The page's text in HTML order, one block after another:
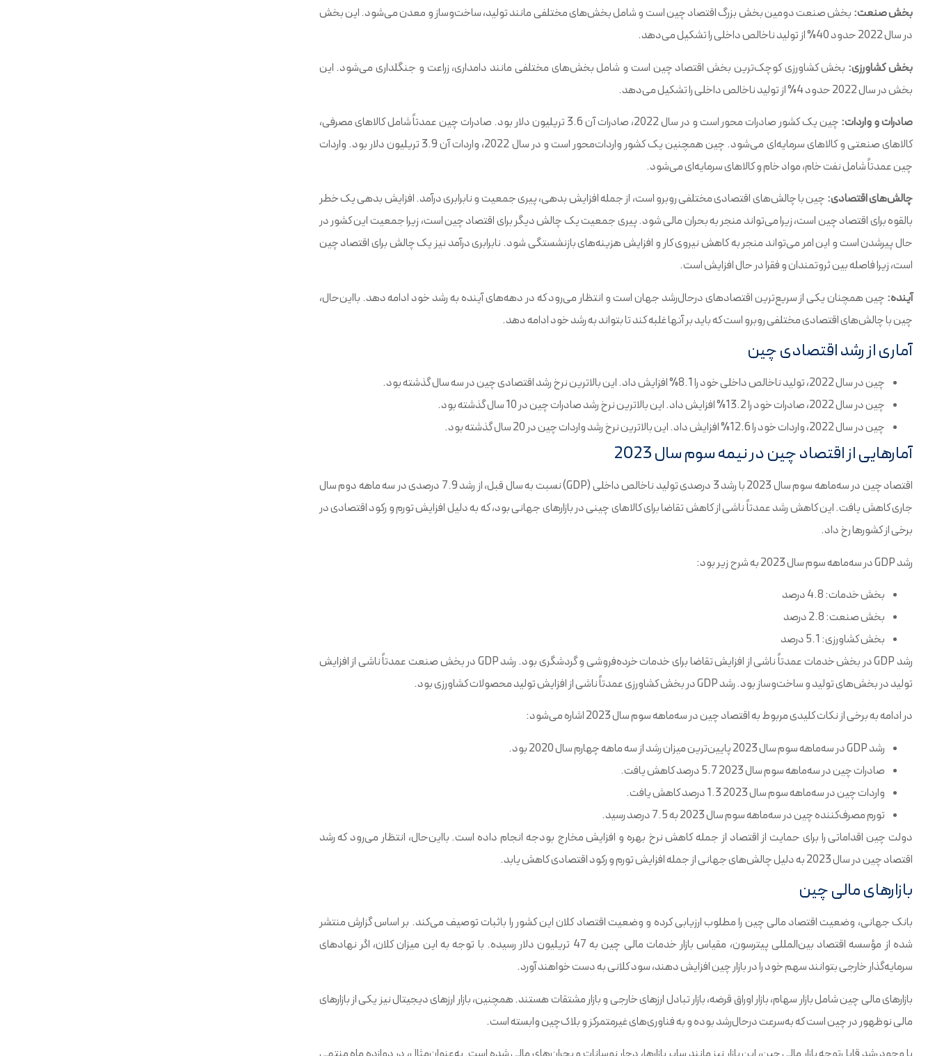
بخش صنعت: بخش صنعت دومین بخش بزرگ اقتصاد چین است و شامل بخش‌های مختلفی مانند تولید، ساخت‌وساز و معدن می‌شود. این بخش
در سال 2022 حدود 40% از تولید ناخالص داخلی را تشکیل می‌دهد.
بخش کشاورزی: بخش کشاورزی کوچک‌ترین بخش اقتصاد چین است و شامل بخش‌های مختلفی مانند دامداری، زراعت و جنگلداری می‌شود. این
بخش در سال 2022 حدود 4% از تولید ناخالص داخلی را تشکیل می‌دهد.
صادرات و واردات:
چین یک کشور صادرات محور است و در سال 2022، صادرات آن 3.6 تریلیون دلار بود. صادرات چین عمدتاً شامل کالاهای مصرفی،
کالاهای صنعتی و کالاهای سرمایه‌ای می‌شود. چین همچنین یک کشور واردات‌محور است و در سال 2022، واردات آن 3.9 تریلیون دلار بود. واردات
چین عمدتاً شامل نفت خام، مواد خام و کالاهای سرمایه‌ای می‌شود.
چالش‌های اقتصادی: چین با چالش‌های اقتصادی مختلفی روبرو است، از جمله افزایش بدهی، پیری جمعیت و نابرابری درآمد. افزایش بدهی یک خطر
بالقوه برای اقتصاد چین است، زیرا می‌تواند منجر به بحران مالی شود. پیری جمعیت یک چالش دیگر برای اقتصاد چین است، زیرا جمعیت این کشور در
حال پیرشدن است و این امر می‌تواند منجر به کاهش نیروی کار و افزایش هزینه‌های بازنشستگی شود. نابرابری درآمد نیز یک چالش برای اقتصاد چین
است، زیرا فاصله بین ثروتمندان و فقرا در حال افزایش است.
آینده: چین همچنان یکی از سریع‌ترین اقتصادهای درحال‌رشد جهان است و انتظار می‌رود که در دهه‌های آینده به رشد خود ادامه دهد. بااین‌حال،
چین با چالش‌های اقتصادی مختلفی روبرو است که باید بر آنها غلبه کند تا بتواند به رشد خود ادامه دهد.
آماری از رشد اقتصادی چین
چین در سال 2022، تولید ناخالص داخلی خود را 8.1% افزایش داد. این بالاترین نرخ رشد اقتصادی چین در سه سال گذشته بود.
چین در سال 2022، صادرات خود را 13.2% افزایش داد. این بالاترین نرخ رشد صادرات چین در 10 سال گذشته بود.
چین در سال 2022، واردات خود را 12.6% افزایش داد. این بالاترین نرخ رشد واردات چین در 20 سال گذشته بود.
آمارهایی از اقتصاد چین در نیمه سوم سال 2023
اقتصاد چین در سه‌ماهه سوم سال 2023 با رشد 3 درصدی تولید ناخالص داخلی (GDP) نسبت به سال قبل، از رشد 7.9 درصدی در سه ماهه دوم سال
جاری کاهش یافت. این کاهش رشد عمدتاً ناشی از کاهش تقاضا برای کالاهای چینی در بازارهای جهانی بود، که به دلیل افزایش تورم و رکود اقتصادی در
برخی از کشورها رخ داد.
رشد GDP در سه‌ماهه سوم سال 2023 به شرح زیر بود:
بخش خدمات: 4.8 درصد
بخش صنعت: 2.8 درصد
بخش کشاورزی: 5.1 درصد
رشد GDP در بخش خدمات عمدتاً ناشی از افزایش تقاضا برای خدمات خرده‌فروشی و گردشگری بود. رشد GDP در بخش صنعت عمدتاً ناشی از افزایش
تولید در بخش‌های تولید و ساخت‌وساز بود. رشد GDP در بخش کشاورزی عمدتاً ناشی از افزایش تولید محصولات کشاورزی بود.
در ادامه به برخی از نکات کلیدی مربوط به اقتصاد چین در سه‌ماهه سوم سال 2023 اشاره می‌شود:
رشد GDP در سه‌ماهه سوم سال 2023 پایین‌ترین میزان رشد از سه ماهه چهارم سال 2020 بود.
صادرات چین در سه‌ماهه سوم سال 2023 5.7 درصد کاهش یافت.
واردات چین در سه‌ماهه سوم سال 2023 1.3 درصد کاهش یافت.
تورم مصرف‌کننده چین در سه‌ماهه سوم سال 2023 به 7.5 درصد رسید.
دولت چین اقداماتی را برای حمایت از اقتصاد از جمله کاهش نرخ بهره و افزایش مخارج بودجه انجام داده است. بااین‌حال، انتظار می‌رود که رشد
اقتصاد چین در سال 2023 به دلیل چالش‌های جهانی از جمله افزایش تورم و رکود اقتصادی کاهش یابد.
بازارهای مالی چین
بانک جهانی، وضعیت اقتصاد مالی چین را مطلوب ارزیابی کرده و وضعیت اقتصاد کلان این کشور را باثبات توصیف می‌کند. بر اساس گزارش منتشر
شده از مؤسسه اقتصاد بین‌المللی پیترسون، مقیاس بازار خدمات مالی چین به 47 تریلیون دلار رسیده. با توجه به این میزان کلان، اگر نهادهای
سرمایه‌گذار خارجی بتوانند سهم خود را در بازار چین افزایش دهند، سود کلانی به دست خواهند آورد.
بازارهای مالی چین شامل بازار سهام، بازار اوراق قرضه، بازار تبادل ارزهای خارجی و بازار مشتقات هستند. همچنین، بازار ارزهای دیجیتال نیز یکی از بازارهای
مالی نوظهور در چین است که به‌سرعت درحال‌رشد بوده و به فناوری‌های غیرمتمرکز و بلاک‌چین وابسته است.